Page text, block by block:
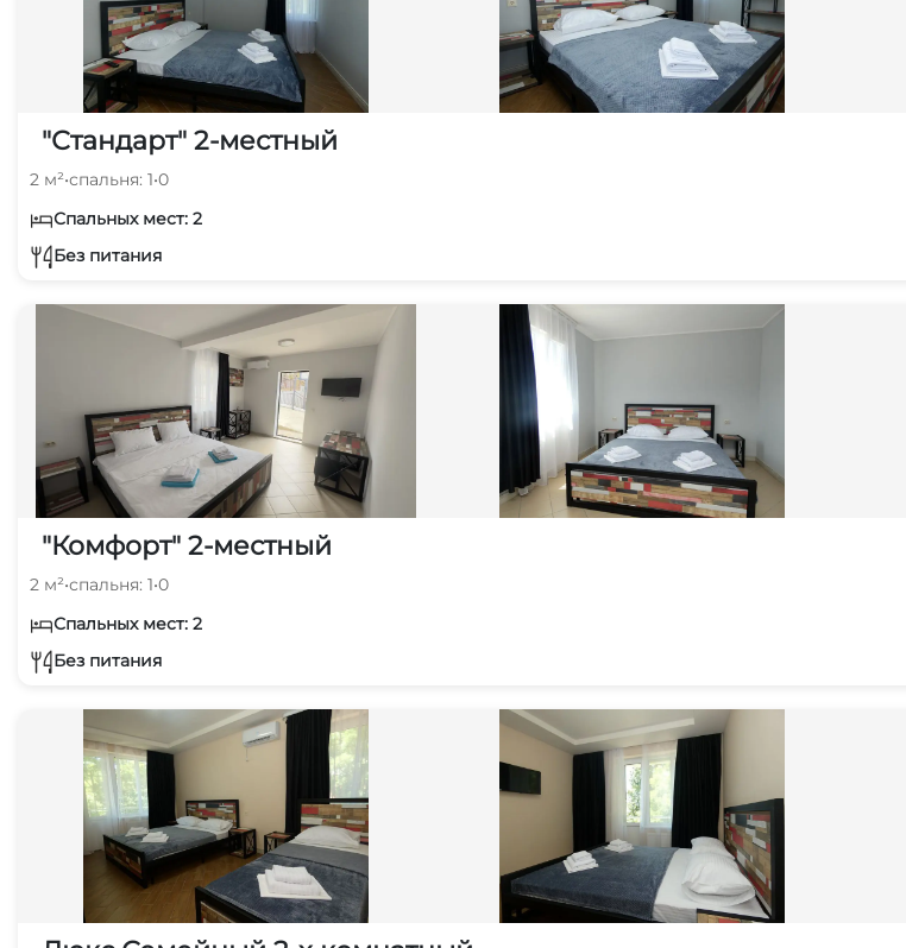
"Стандарт" 2-местный
2 м²•спальня: 1•0
Спальных мест: 2
Без питания
"Комфорт" 2-местный
2 м²•спальня: 1•0
Спальных мест: 2
Без питания